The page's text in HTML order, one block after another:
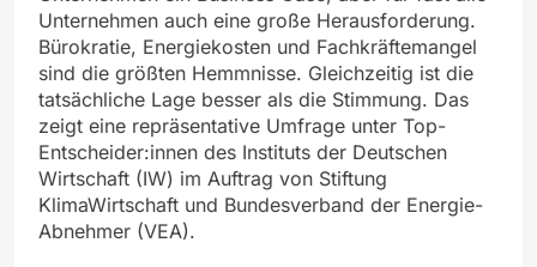
Unternehmen auch eine große Herausforderung.
Bürokratie, Energiekosten und Fachkräftemangel
sind die größten Hemmnisse. Gleichzeitig ist die
tatsächliche Lage besser als die Stimmung. Das
zeigt eine repräsentative Umfrage unter Top-
Entscheider:innen des Instituts der Deutschen
Wirtschaft (IW) im Auftrag von Stiftung
KlimaWirtschaft und Bundesverband der Energie-
Abnehmer (VEA).